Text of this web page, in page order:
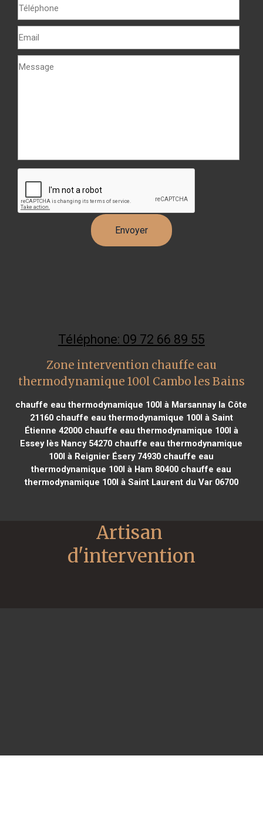
Téléphone: 09 72 66 89 55
Zone intervention chauffe eau
thermodynamique 100l Cambo les Bains
chauffe eau thermodynamique 100l à Marsannay la Côte
21160chauffe eau thermodynamique 100l à Saint
Étienne 42000chauffe eau thermodynamique 100l à
Essey lès Nancy 54270 chauffe eau thermodynamique
100l à Reignier Ésery 74930 chauffe eau
thermodynamique 100l à Ham 80400 chauffe eau
thermodynamique 100l à Saint Laurent du Var 06700
Artisan
d'intervention